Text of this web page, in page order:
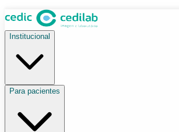
Institucional
Para pacientes